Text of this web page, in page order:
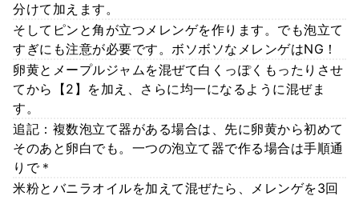
分けて加えます。
そしてピンと角が立つメレンゲを作ります。でも泡立て
すぎにも注意が必要です。ボソボソなメレンゲはNG！
卵黄とメープルジャムを混ぜて白くっぽくもったりさせ
てから【2】を加え、さらに均一になるように混ぜま
す。
追記：複数泡立て器がある場合は、先に卵黄から初めて
そのあと卵白でも。一つの泡立て器で作る場合は手順通
りで＊
米粉とバニラオイルを加えて混ぜたら、メレンゲを3回